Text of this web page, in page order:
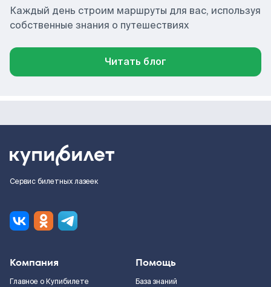
Каждый день строим маршруты для вас, используя
собственные знания о путешествиях
Читать блог
Сервис билетных лазеек
Компания
Главное о Купибилете
Помощь
База знаний